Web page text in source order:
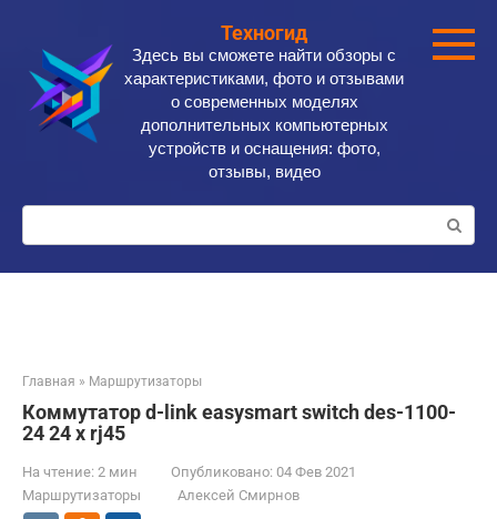
контенту
Техногид
Здесь вы сможете найти обзоры с
характеристиками, фото и отзывами
о современных моделях
дополнительных компьютерных
устройств и оснащения: фото,
отзывы, видео
Поиск:
Главная » Маршрутизаторы
Коммутатор d-link easysmart switch des-1100-
24 24 x rj45
На чтение: 2 мин Опубликовано: 04 Фев 2021
Маршрутизаторы
Алексей Смирнов